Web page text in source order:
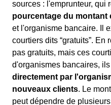
sources : l'emprunteur, qui
pourcentage du montant
et l'organisme bancaire. Il
courtiers dits “gratuits”.
pas gratuits, mais ces
d'organismes bancaires,
directement par
nouveaux clients. Le
peut dépendre de